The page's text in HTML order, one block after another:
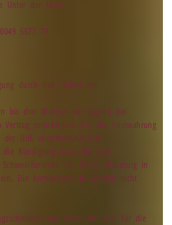
Unter der Eiche
5677 79
durch den Teilnehmer
bis drei Wochen vor Beginn der
Vertrag zurücktreten. Für die Fristwahrung
UdE entscheidend. Die
die Kündigung muss bei dem
28, 97076, Würzburg in
Die Anmeldegebühr werden nicht
von Seiten der UdE für die